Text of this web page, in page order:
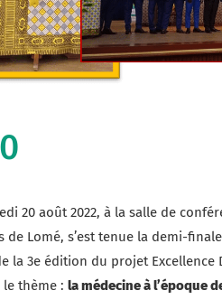
20 août 2022, à la salle de
de Lomé, s’est tenue la demi-
la 3e édition du projet Excellence
thème : la médecine à l’époque